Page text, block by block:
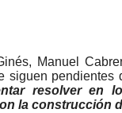
Manuel
siguen
resolver en
la construcción